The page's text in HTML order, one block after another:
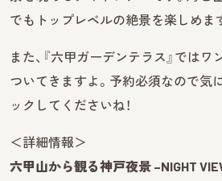
でもトップレベルの絶景を楽しめま
また、『六甲ガーデンテラス』では
ついてきますよ。予約必須なので気
ックしてくださいね！
＜詳細情報＞
六甲山から観る神戸夜景 –NIGHT